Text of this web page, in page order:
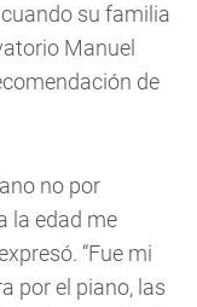
su familia
Manuel
de
no por
la edad me
“Fue mi
por el piano, las